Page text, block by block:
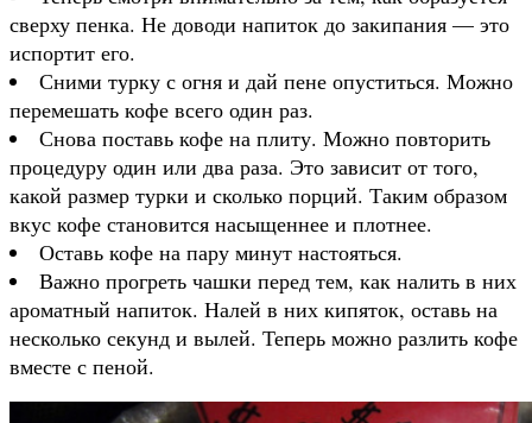
сверху пенка. Не доводи напиток до закипания — это
испортит его.
Сними турку с огня и дай пене опуститься. Можно
перемешать кофе всего один раз.
Снова поставь кофе на плиту. Можно повторить
процедуру один или два раза. Это зависит от того,
какой размер турки и сколько порций. Таким образом
вкус кофе становится насыщеннее и плотнее.
Оставь кофе на пару минут настояться.
Важно прогреть чашки перед тем, как налить в них
ароматный напиток. Налей в них кипяток, оставь на
несколько секунд и вылей. Теперь можно разлить кофе
вместе с пеной.